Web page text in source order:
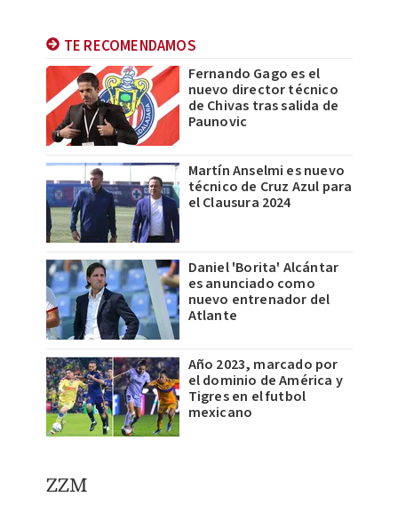
TE RECOMENDAMOS
Fernando Gago es el
nuevo director técnico
de Chivas tras salida de
Paunovic
Martín Anselmi es nuevo
técnico de Cruz Azul para
el Clausura 2024
Daniel 'Borita' Alcántar
es anunciado como
nuevo entrenador del
Atlante
Año 2023, marcado por
el dominio de América y
Tigres en el futbol
mexicano
ZZM